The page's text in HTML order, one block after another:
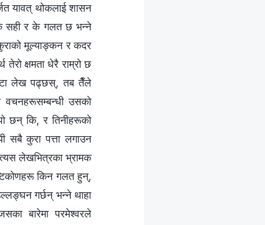
यावत् थोकलाई शासन
सही र के गलत छ भन्‍ने
मूल्याङ्कन र कदर
क्षमता धेरै राम्रो छ
लेख पढ्छस्, तब तैँले
वचनहरूसम्बन्धी उसको
छन् कि, र तिनीहरूको
कुरा पत्ता लगाउन
लेखभित्रका भ्रामक
किन गलत हुन्,
गर्छन् भन्‍ने थाहा
बारेमा परमेश्‍वरले